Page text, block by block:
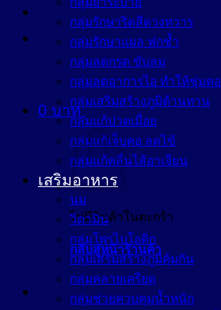
0 บาท
ไม่มีสินค้าในตะกร้า
กลับสู่หน้าร้านค้า
กลุ่มรักษาริดสีดวงทวาร
กลุ่มรักษาแผล ฟกช้ำ
กลุ่มลดกรด ขับลม
กลุ่มลดอาการไอ ทำให้ชุ่มคอ
กลุ่มเสริมสร้างภูมิต้านทาน
กลุ่มแก้ปวดเมื่อย
กลุ่มแก้เจ็บคอ ลดไข้
กลุ่มแก้คลื่นไส้อาเจียน
เสริมอาหาร
นม
วิตามิน
กลุ่มโพรไบโอติก
กลุ่มเสริมสร้างภูมิคุ้มกัน
กลุ่มคลายเครียด
กลุ่มช่วยควบคุมน้ำหนัก